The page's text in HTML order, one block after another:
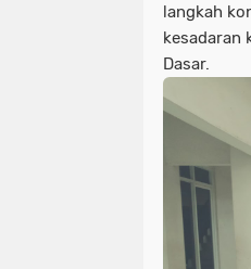
langkah
kesadaran
Dasar.